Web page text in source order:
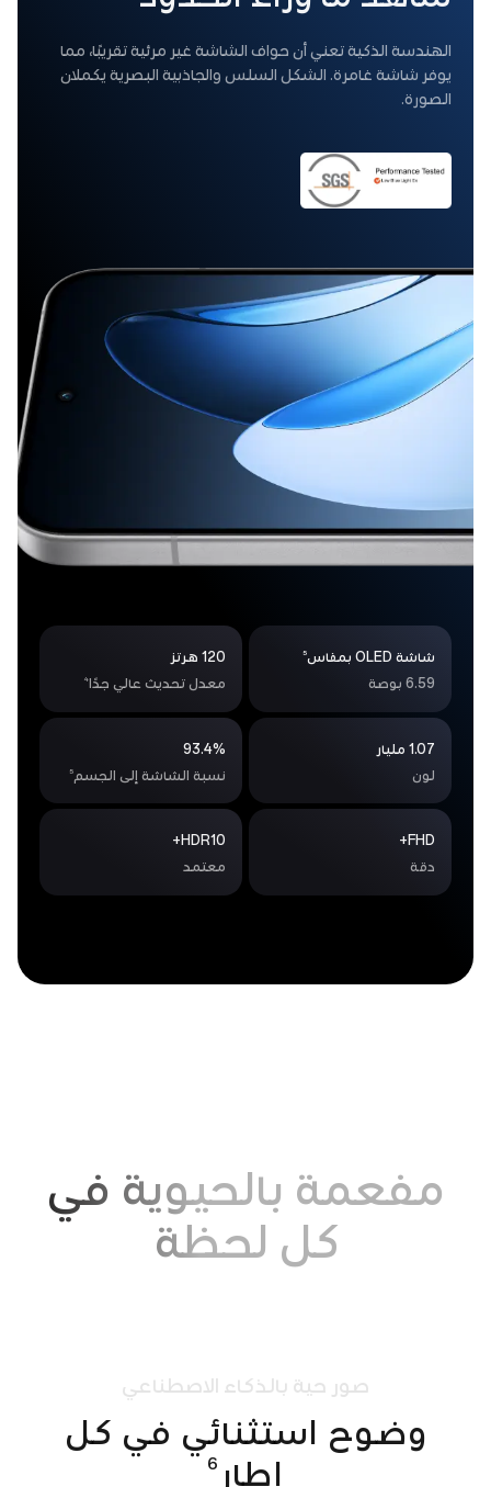
الهندسة الذكية تعني أن حواف الشاشة غير مرئية تقريبًا، مما
يوفر شاشة غامرة. الشكل السلس والجاذبية البصرية يكملان
الصورة.
120 هرتز
معدل تحديث عالي جدًا 4
شاشة OLED بمقاس 5
6.59 بوصة
93.4%
نسبة الشاشة إلى الجسم 5
1.07 مليار
لون
HDR10+
معتمد
FHD+
دقة
مفعمة بالحيوية في
كل لحظة
صور حية بالذكاء الاصطناعي
وضوح استثنائي في كل
إطار 6